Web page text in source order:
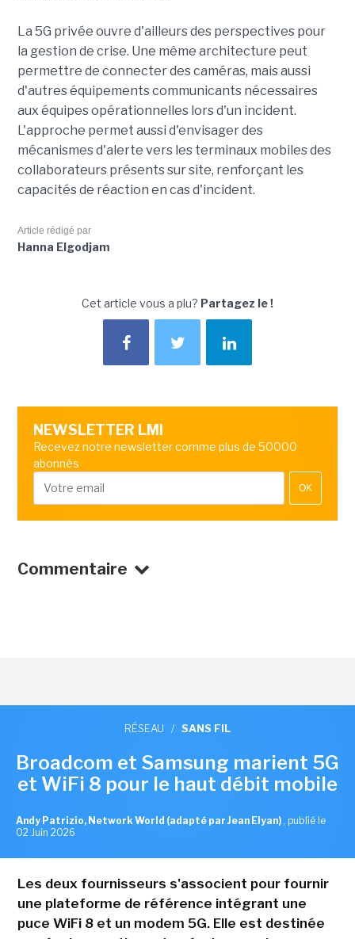
La 5G privée ouvre d'ailleurs des perspectives pour
la gestion de crise. Une même architecture peut
permettre de connecter des caméras, mais aussi
d'autres équipements communicants nécessaires
aux équipes opérationnelles lors d'un incident.
L'approche permet aussi d'envisager des
mécanismes d'alerte vers les terminaux mobiles des
collaborateurs présents sur site, renforçant les
capacités de réaction en cas d'incident.
Article rédigé par
Hanna Elgodjam
Cet article vous a plu? Partagez le !
NEWSLETTER LMI
Recevez notre newsletter comme plus de 50000
abonnés
OK
Commentaire
RÉSEAU / SANS FIL
Broadcom et Samsung marient 5G
et WiFi 8 pour le haut débit mobile
Andy Patrizio, Network World (adapté par Jean Elyan) , publié le
02 Juin 2026
Les deux fournisseurs s'associent pour fournir
une plateforme de référence intégrant une
puce WiFi 8 et un modem 5G. Elle est destinée